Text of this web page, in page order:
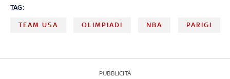
TAG:
TEAM USA OLIMPIADI NBA PARIGI
PUBBLICITÀ